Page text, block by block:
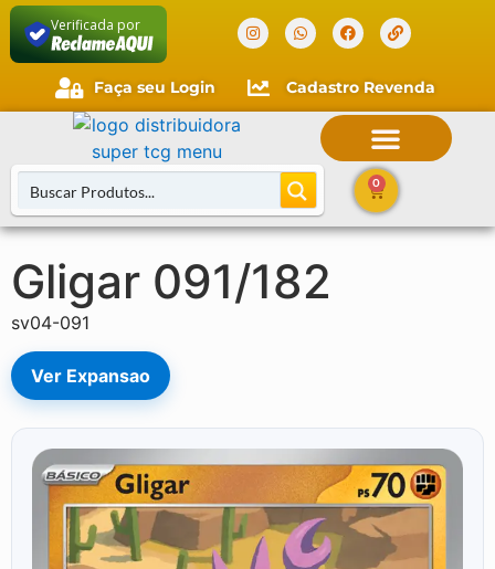
Verificada por
Faça seu Login Cadastro Revenda
0
Gligar 091/182
sv04-091
Ver Expansao